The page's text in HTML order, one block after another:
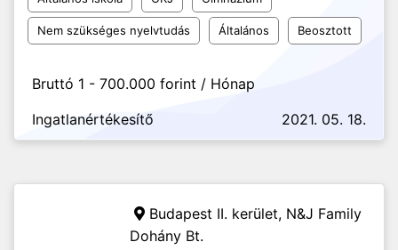
Nem szükséges nyelvtudás Általános Beosztott
Bruttó 1 - 700.000 forint / Hónap
Ingatlanértékesítő
2021. 05. 18.
Budapest II. kerület, N&J Family
Dohány Bt.